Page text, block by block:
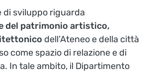
di sviluppo riguarda
del patrimonio artistico,
dell’Ateneo e della città
come spazio di relazione e di
In tale ambito, il Dipartimento